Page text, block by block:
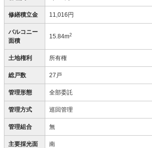
修繕積立金 11,016円
バルコニー
面積
15.84m2
土地権利 所有権
総戸数 27戸
管理形態 全部委託
管理方式 巡回管理
管理組合 無
主要採光面 南